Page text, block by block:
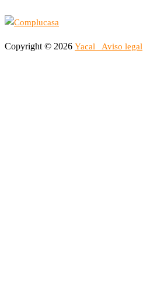
Copyright © 2026 Yacal Aviso legal